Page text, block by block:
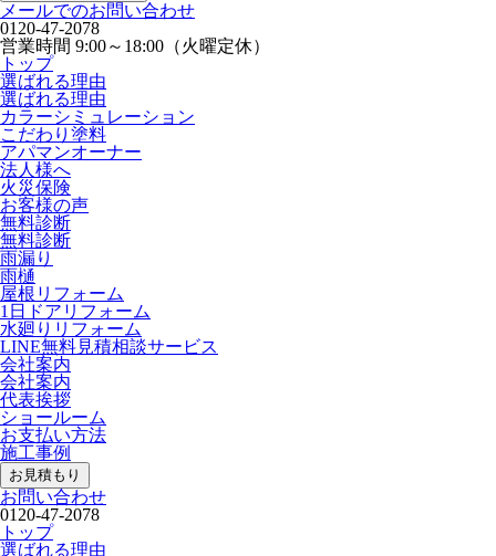
メールでのお問い合わせ
0120-47-2078
営業時間 9:00～18:00（火曜定休）
トップ
選ばれる理由
選ばれる理由
カラーシミュレーション
こだわり塗料
アパマンオーナー
法人様へ
火災保険
お客様の声
無料診断
無料診断
雨漏り
雨樋
屋根リフォーム
1日ドアリフォーム
水廻りリフォーム
LINE無料見積相談サービス
会社案内
会社案内
代表挨拶
ショールーム
お支払い方法
施工事例
お見積もり
お問い合わせ
0120-47-2078
トップ
選ばれる理由